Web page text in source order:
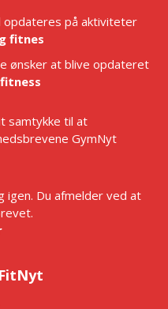
opdateres på aktiviteter
fitnes
ønsker at blive opdateret
fitness
samtykke til at
GymNyt
igen. Du afmelder ved at